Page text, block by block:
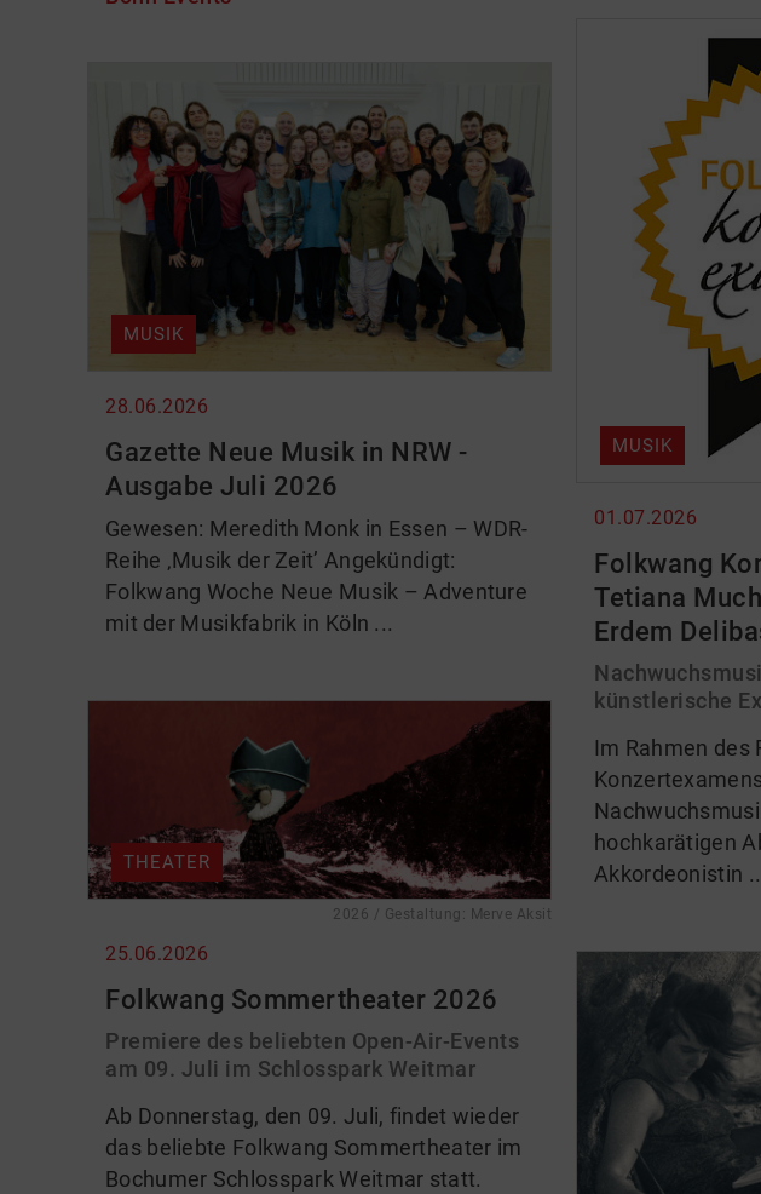
01.07.2026
Folkwang
Tetiana
Erdem
künstlerische
Im Rahmen des
hochkarätigen
Akkordeonistin
MUSIK
28.06.2026
Gazette Neue Musik in NRW -
Ausgabe Juli 2026
Gewesen: Meredith Monk in Essen – WDR-
Reihe ‚Musik der Zeit’ Angekündigt:
Folkwang Woche Neue Musik – Adventure
mit der Musikfabrik in Köln ...
MUSIK
25.06.2026
Folkwang Sommertheater 2026
Premiere des beliebten Open-Air-Events
am 09. Juli im Schlosspark Weitmar
Ab Donnerstag, den 09. Juli, findet wieder
das beliebte Folkwang Sommertheater im
Bochumer Schlosspark Weitmar statt.
THEATER
2026 / Gestaltung: Merve Aksit